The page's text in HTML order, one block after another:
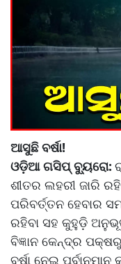
ଆସୁଛି ବର୍ଷା!
ଓଡ଼ିଆ ଗସିପ୍ ବ୍ୟୁରୋ:
ଶୀତର ଲହରୀ ଜାରି
ପରିବର୍ତ୍ତନ ହେବାର
ରହିବା ସହ କୁହୁଡି଼
ବିଜ୍ଞାନ କେନ୍ଦ୍ର
ବର୍ଷା ନେଇ ପୂର୍ବାନୁମାନ